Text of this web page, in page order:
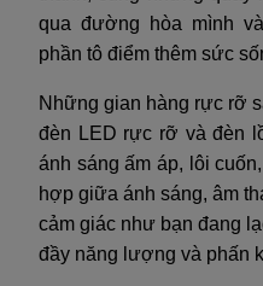
qua đường hòa mình
phần tô điểm thêm sức
Những gian hàng rực rỡ
đèn LED rực rỡ và đèn
ánh sáng ấm áp, lôi
hợp giữa ánh sáng, âm
cảm giác như bạn đang
đầy năng lượng và phấn